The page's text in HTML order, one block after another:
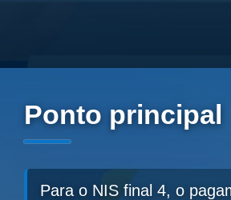
Ponto principal
Para o NIS final 4, o